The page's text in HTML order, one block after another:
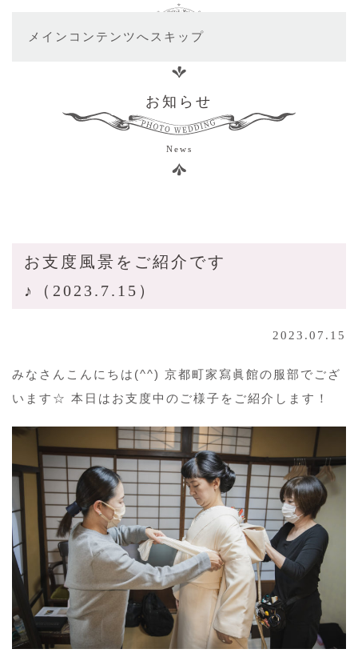
メインコンテンツへスキップ
お知らせ
News
お支度風景をご紹介です
♪（2023.7.15）
2023.07.15
みなさんこんにちは(^^) 京都町家寫眞館の服部でござ
います☆ 本日はお支度中のご様子をご紹介します！